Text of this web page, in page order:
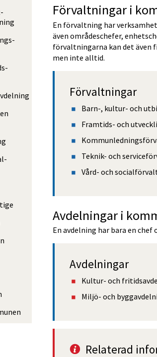
Förvaltningar i
En förvaltning har
även områdeschefer,
förvaltningarna kan det även
men inte alltid.
Förvaltningar
Barn-, kultur- och
Framtids- och
Teknik- och
Vård- och
Avdelningar i
En avdelning har bara en
Avdelningar
Kultur- och
Miljö- och
Relaterad